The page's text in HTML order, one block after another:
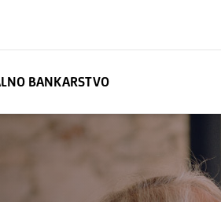
BANKARSTVO